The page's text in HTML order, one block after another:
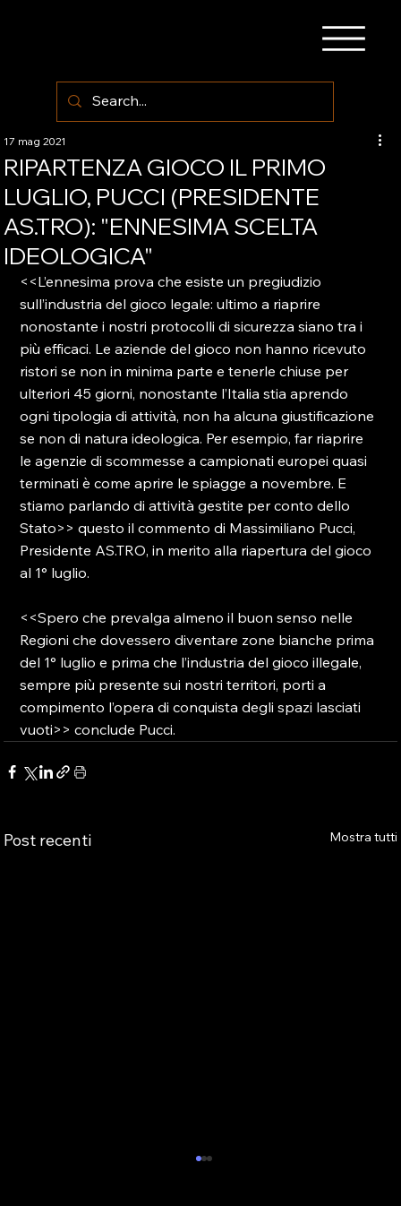
RIPARTENZA GIOCO IL PRIMO
LUGLIO, PUCCI (PRESIDENTE
AS.TRO): "ENNESIMA SCELTA
IDEOLOGICA"
17 mag 2021
<<L’ennesima prova che esiste un pregiudizio
sull’industria del gioco legale: ultimo a riaprire
nonostante i nostri protocolli di sicurezza siano tra i
più efficaci. Le aziende del gioco non hanno ricevuto
ristori se non in minima parte e tenerle chiuse per
ulteriori 45 giorni, nonostante l’Italia stia aprendo
ogni tipologia di attività, non ha alcuna giustificazione
se non di natura ideologica. Per esempio, far riaprire
le agenzie di scommesse a campionati europei quasi
terminati è come aprire le spiagge a novembre. E
stiamo parlando di attività gestite per conto dello
Stato>> questo il commento di Massimiliano Pucci,
Presidente AS.TRO, in merito alla riapertura del gioco
al 1° luglio.
<<Spero che prevalga almeno il buon senso nelle
Regioni che dovessero diventare zone bianche prima
del 1° luglio e prima che l’industria del gioco illegale,
sempre più presente sui nostri territori, porti a
compimento l’opera di conquista degli spazi lasciati
vuoti>> conclude Pucci.
Post recenti Mostra tutti